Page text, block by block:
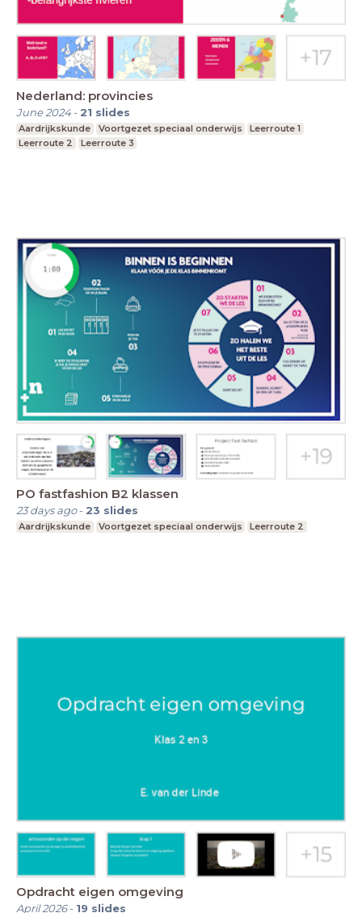
Nederland: provincies
June 2024- 21 slides
Aardrijkskunde Voortgezet speciaal onderwijs
Leerroute 1
Leerroute 2
Leerroute 3
PO fastfashion B2 klassen
23 days ago- 23 slides
Aardrijkskunde Voortgezet speciaal onderwijs Leerroute 2
Opdracht eigen omgeving
April 2026- 19 slides